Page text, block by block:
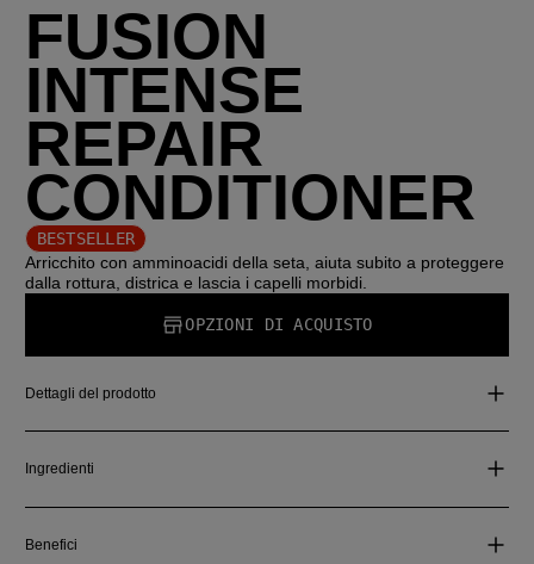
FUSION
INTENSE
REPAIR
CONDITIONER
BESTSELLER
Arricchito con amminoacidi della seta, aiuta subito a proteggere
dalla rottura, districa e lascia i capelli morbidi.
OPZIONI DI ACQUISTO
Dettagli del prodotto
Ingredienti
Benefici